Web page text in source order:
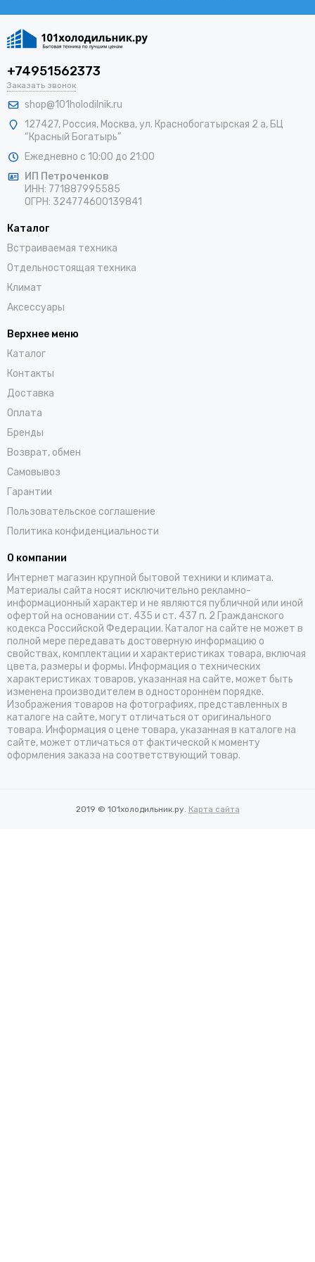
+74951562373
Заказать звонок
shop@101holodilnik.ru
127427, Россия, Москва,ул. Краснобогатырская 2 а, БЦ
“Красный Богатырь”
Ежедневно с 10:00 до 21:00
ИП Петроченков
ИНН: 771887995585
ОГРН: 324774600139841
Каталог
Встраиваемая техника
Отдельностоящая техника
Климат
Аксессуары
Верхнее меню
Каталог
Контакты
Доставка
Оплата
Бренды
Возврат, обмен
Самовывоз
Гарантии
Пользовательское соглашение
Политика конфиденциальности
О компании
Интернет магазин крупной бытовой техники и климата.
Материалы сайта носят исключительно рекламно-
информационный характер и не являются публичной или иной
офертой на основании ст. 435 и ст. 437 п. 2 Гражданского
кодекса Российской Федерации. Каталог на сайте не может в
полной мере передавать достоверную информацию о
свойствах, комплектации и характеристиках товара, включая
цвета, размеры и формы. Информация о технических
характеристиках товаров, указанная на сайте, может быть
изменена производителем в одностороннем порядке.
Изображения товаров на фотографиях, представленных в
каталоге на сайте, могут отличаться от оригинального
товара. Информация о цене товара, указанная в каталоге на
сайте, может отличаться от фактической к моменту
оформления заказа на соответствующий товар.
2019 © 101холодильник.ру. Карта сайта